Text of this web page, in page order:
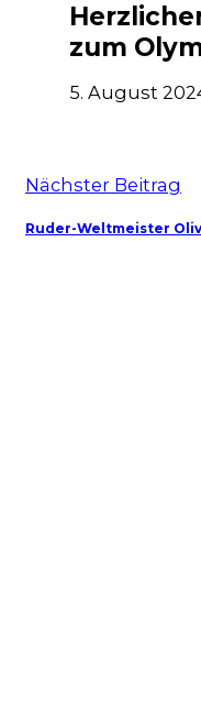
zum
5. August
Nächster Beitrag
Ruder-Weltmeister